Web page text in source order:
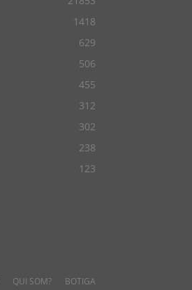
1418
629
506
455
312
302
238
123
QUI SOM? BOTIGA